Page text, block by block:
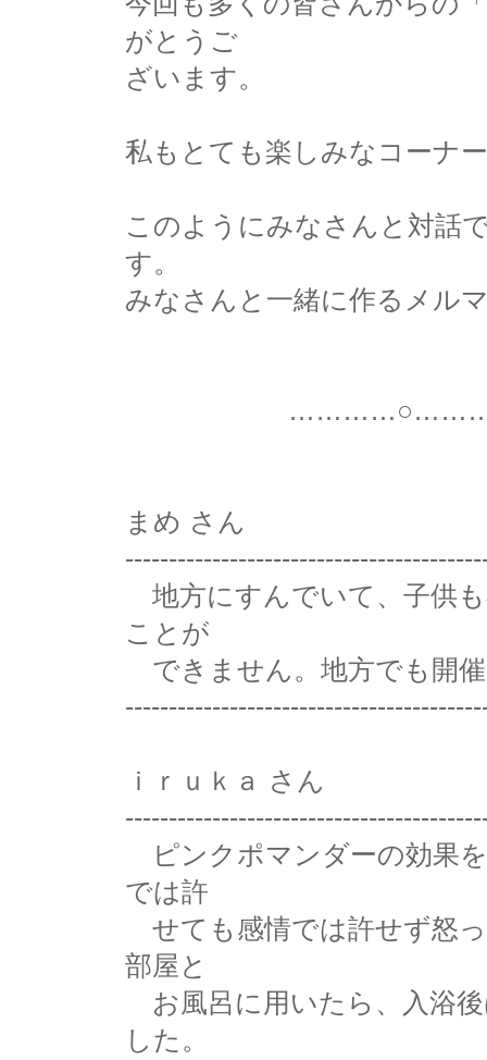
がとうご
ざいます。
私もとても楽しみなコーナ
このようにみなさんと対話
す。
みなさんと一緒に作るメル
まめ さん
地方にすんでいて、子供
ことが
できません。地方でも開
ｉｒｕｋａ さん
ピンクポマンダーの効果
では許
せても感情では許せず怒
部屋と
お風呂に用いたら、入浴
した。